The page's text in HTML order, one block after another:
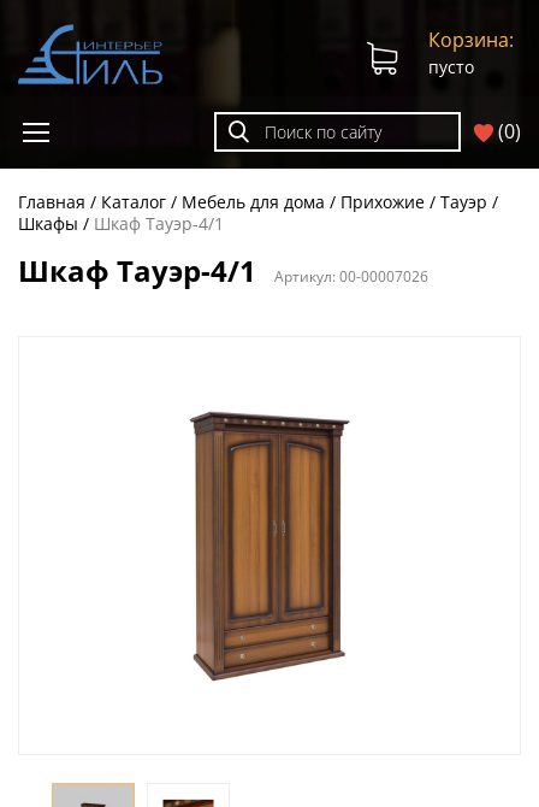
(0)
Корзина:
пусто
Главная Каталог Мебель для дома Прихожие
Тауэр
Шкафы
Шкаф Тауэр-4/1
Шкаф Тауэр-4/1 Артикул:00-00007026